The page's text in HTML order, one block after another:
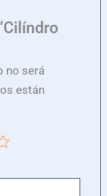
no será
están